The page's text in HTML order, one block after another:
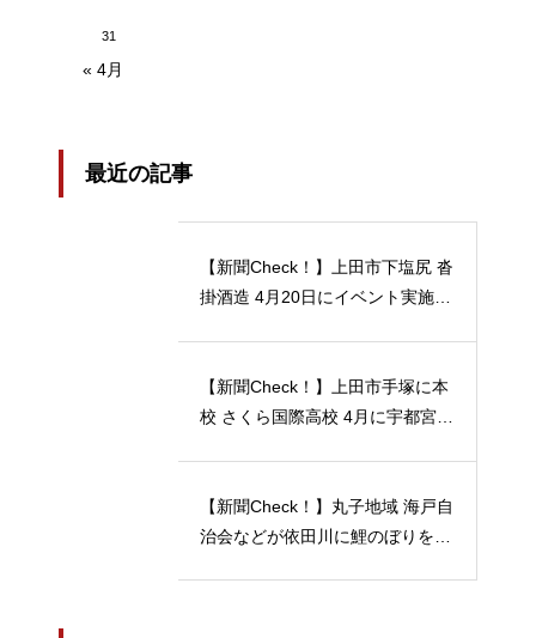
31
« 4月
最近の記事
【新聞Check！】上田市下塩尻 沓
掛酒造 4月20日にイベント実施 5
【新聞Check！】上田市手塚に本
校 さくら国際高校 4月に宇都宮動
【新聞Check！】丸子地域 海戸自
治会などが依田川に鯉のぼりを掲